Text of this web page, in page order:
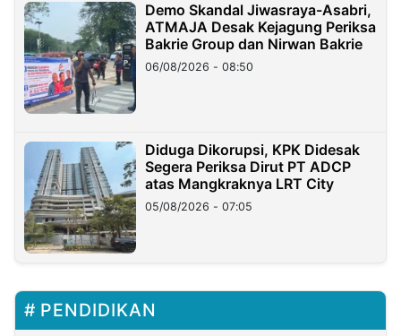
Demo Skandal Jiwasraya-Asabri,
ATMAJA Desak Kejagung Periksa
Bakrie Group dan Nirwan Bakrie
06/08/2026 - 08:50
Diduga Dikorupsi, KPK Didesak
Segera Periksa Dirut PT ADCP
atas Mangkraknya LRT City
05/08/2026 - 07:05
PENDIDIKAN